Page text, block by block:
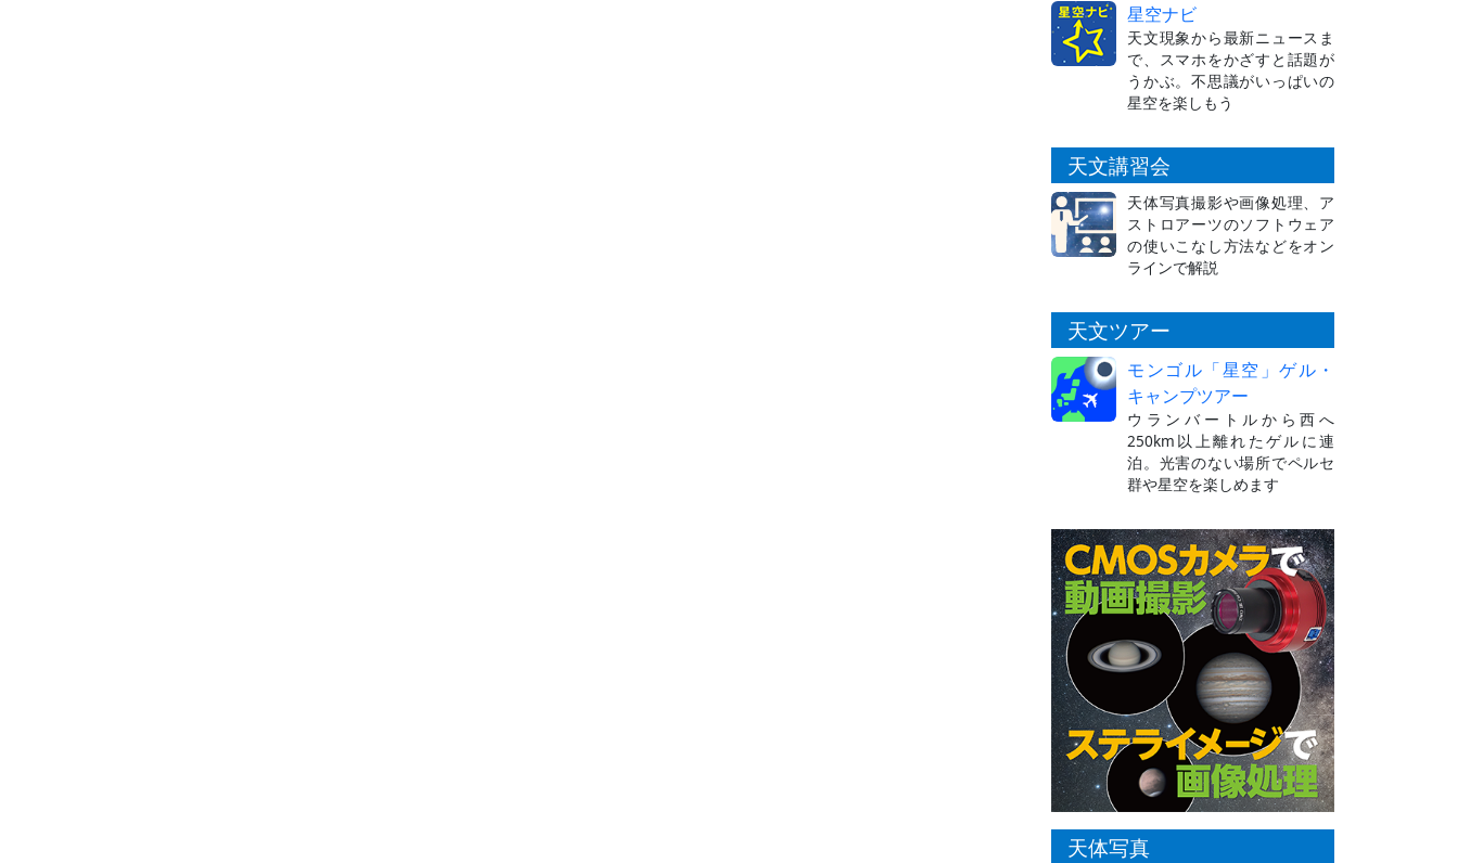
星空ナビ
天文現象から最新ニュースま
で、スマホをかざすと話題が
うかぶ。不思議がいっぱいの
星空を楽しもう
天文講習会
天体写真撮影や画像処理、ア
ストロアーツのソフトウェア
の使いこなし方法などをオン
ラインで解説
天文ツアー
モンゴル「星空」ゲル・
キャンプツアー
ウランバートルから西へ
250km以上離れたゲルに連
泊。光害のない場所でペルセ
群や星空を楽しめます
天体写真